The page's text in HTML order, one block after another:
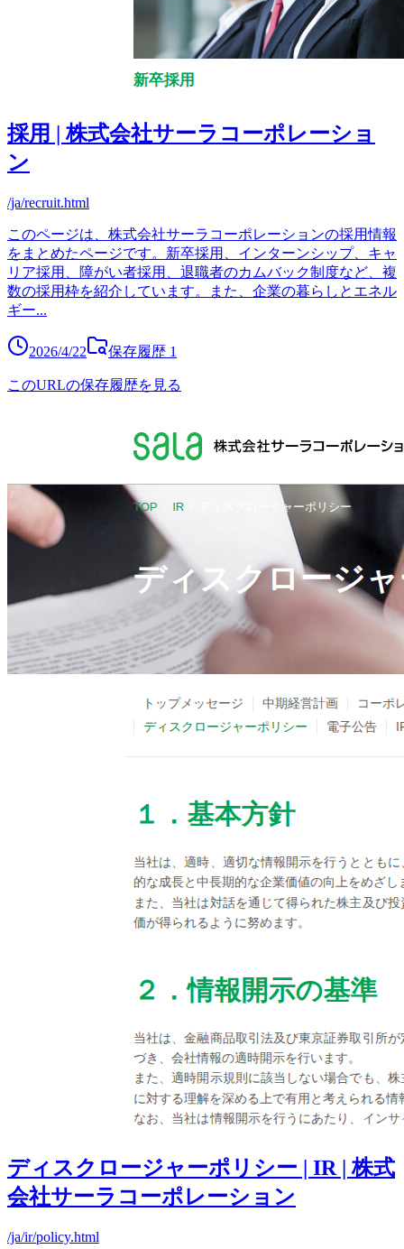
採用 | 株式会社サーラコーポレーショ
ン
/ja/recruit.html
このページは、株式会社サーラコーポレーションの採用情報
をまとめたページです。新卒採用、インターンシップ、キャ
リア採用、障がい者採用、退職者のカムバック制度など、複
数の採用枠を紹介しています。また、企業の暮らしとエネル
ギー...
2026/4/22 保存履歴 1
このURLの保存履歴を見る
ディスクロージャーポリシー | IR | 株式
会社サーラコーポレーション
/ja/ir/policy.html